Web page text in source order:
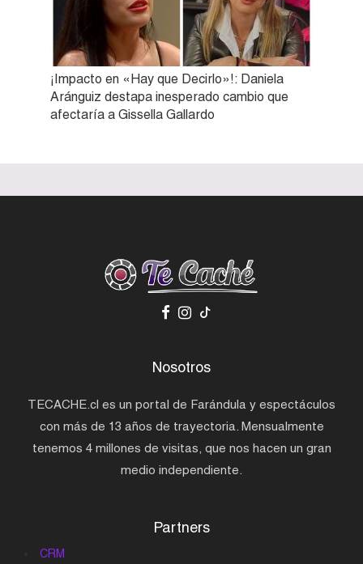
¡Impacto en «Hay que Decirlo»!: Daniela
Aránguiz destapa inesperado cambio que
afectaría a Gissella Gallardo
Nosotros
TECACHE.cl es un portal de Farándula y espectáculos
con más de 13 años de trayectoria. Mensualmente
tenemos 4 millones de visitas, que nos hacen un gran
medio independiente.
Partners
CRM